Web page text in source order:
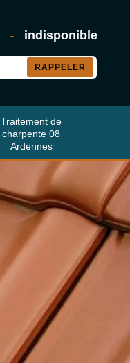
- indisponible
Traitement de
charpente 08
Ardennes